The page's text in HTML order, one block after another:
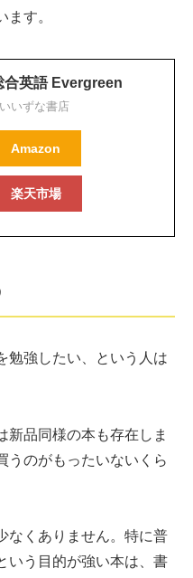
す。
合英語 Evergreen
いいずな書店
Amazon
楽天市場
勉強したい、という人は
新品同様の本も存在しま
うのがもったいないくら
なくありません。特に普
いう目的が強い本は、書